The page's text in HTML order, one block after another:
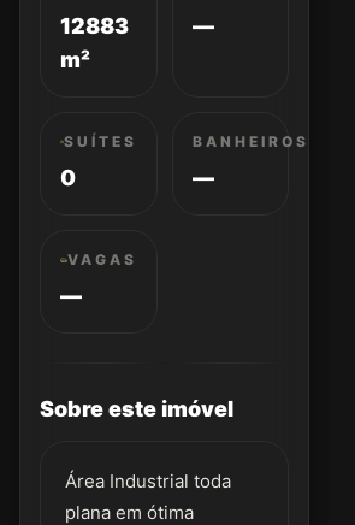
12883
m²
—
SUÍTES
0
BANHEIROS
—
VAGAS
—
Sobre este imóvel
Área Industrial toda
plana em ótima